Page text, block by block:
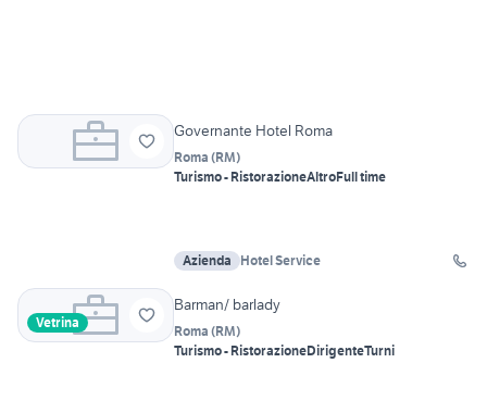
Governante Hotel Roma
Roma (RM)
Turismo - RistorazioneAltroFull time
Azienda Hotel Service
Vetrina
Barman/ barlady
Roma (RM)
Turismo - RistorazioneDirigenteTurni